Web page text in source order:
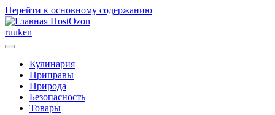
Перейти к основному содержанию
HostOzon
ruuken
Кулинария
Приправы
Природа
Безопасность
Товары